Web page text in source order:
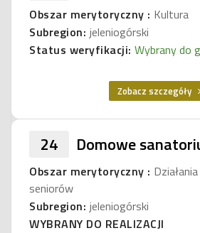
Obszar merytoryczny : Kultura
Subregion: jeleniogórski
Status weryfikacji: Wybrany do
Zobacz szczegóły
24 Domowe
Obszar merytoryczny :
seniorów
Subregion: jeleniogórski
WYBRANY DO REALIZACJI